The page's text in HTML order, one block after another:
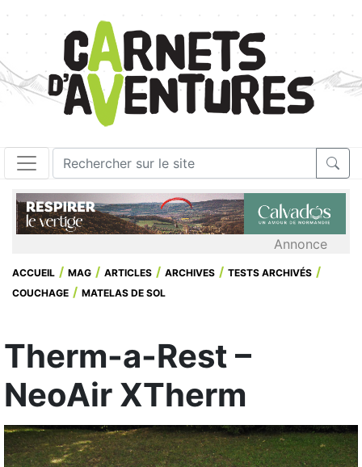
Annonce
ACCUEIL MAG ARTICLES ARCHIVES
TESTS ARCHIVÉS
COUCHAGE
MATELAS DE SOL
Therm-a-Rest –
NeoAir XTherm